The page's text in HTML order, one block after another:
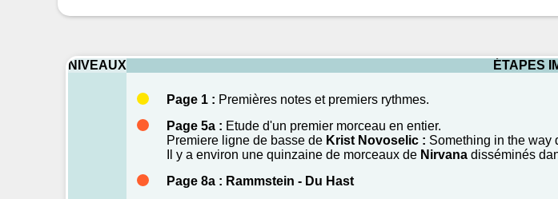
NIVEAUX ÉTAPES
Page 1 : Premières notes et premiers rythmes.
Page 5a : Etude d'un premier morceau en entier.
Premiere ligne de basse de Krist Novoselic : Something in the way
Il y a environ une quinzaine de morceaux de Nirvana disséminés
Page 8a : Rammstein - Du Hast